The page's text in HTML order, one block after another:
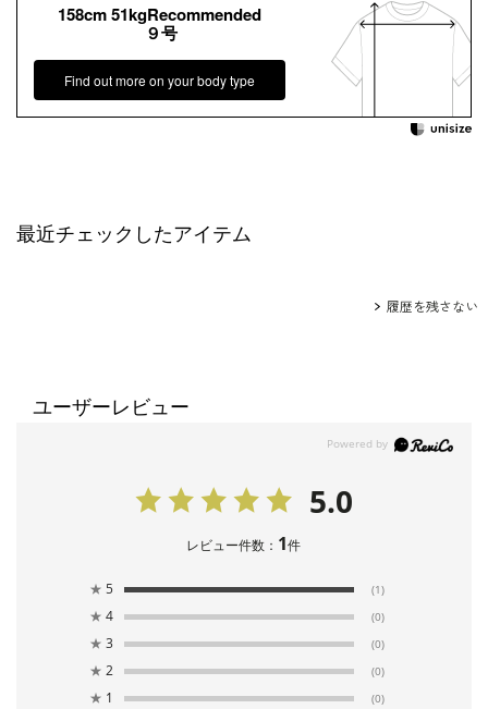
158cm 51kgRecommended
９号
Find out more on your body type
最近チェックしたアイテム
履歴を残さない
ユーザーレビュー
5.0
レビュー件数： 1件
★ 5 (1)
★ 4 (0)
★ 3 (0)
★ 2 (0)
★ 1 (0)